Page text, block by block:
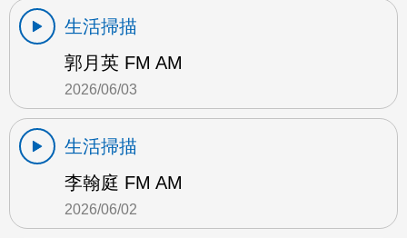
生活掃描
郭月英 FM AM
2026/06/03
生活掃描
李翰庭 FM AM
2026/06/02